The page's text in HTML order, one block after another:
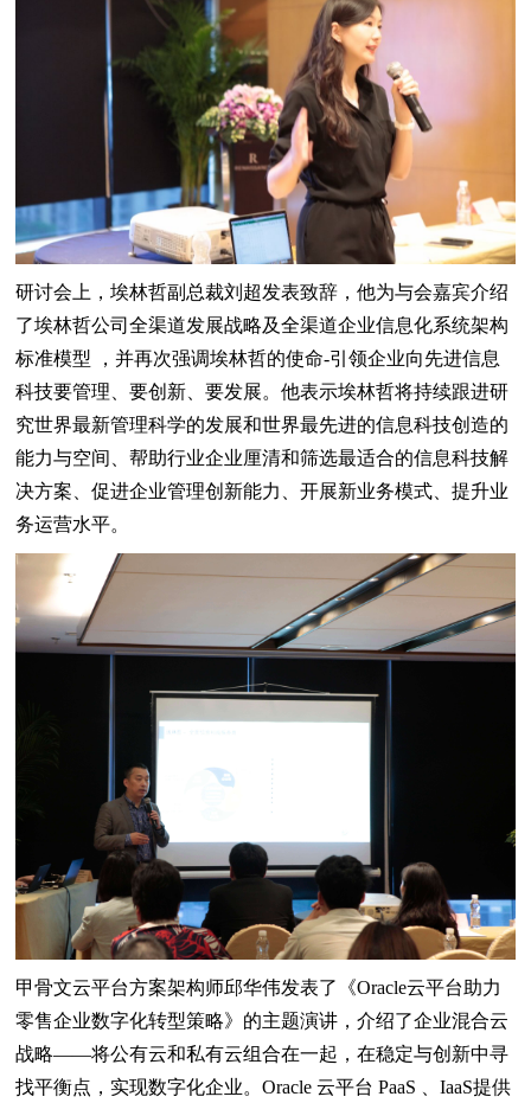
研讨会上，埃林哲副总裁刘超发表致辞，他为与会嘉宾介绍
了埃林哲公司全渠道发展战略及全渠道企业信息化系统架构
标准模型 ，并再次强调埃林哲的使命-引领企业向先进信息
科技要管理、要创新、要发展。他表示埃林哲将持续跟进研
究世界最新管理科学的发展和世界最先进的信息科技创造的
能力与空间、帮助行业企业厘清和筛选最适合的信息科技解
决方案、促进企业管理创新能力、开展新业务模式、提升业
务运营水平。
甲骨文云平台方案架构师邱华伟发表了《Oracle云平台助力
零售企业数字化转型策略》的主题演讲，介绍了企业混合云
战略——将公有云和私有云组合在一起，在稳定与创新中寻
找平衡点，实现数字化企业。Oracle 云平台 PaaS 、IaaS提供